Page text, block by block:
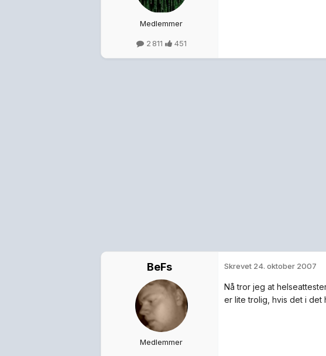
Medlemmer
2 811 451
BeFs
Medlemmer
Skrevet 24. oktober 2007
Nå tror jeg at
er lite trolig, hvis det i det